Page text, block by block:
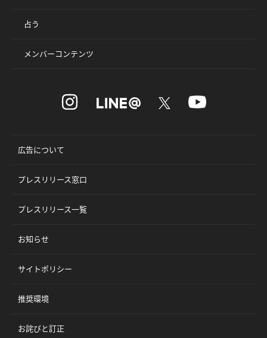
占う
メンバーコンテンツ
広告について
プレスリリース窓口
プレスリリース一覧
お知らせ
サイトポリシー
推奨環境
お詫びと訂正